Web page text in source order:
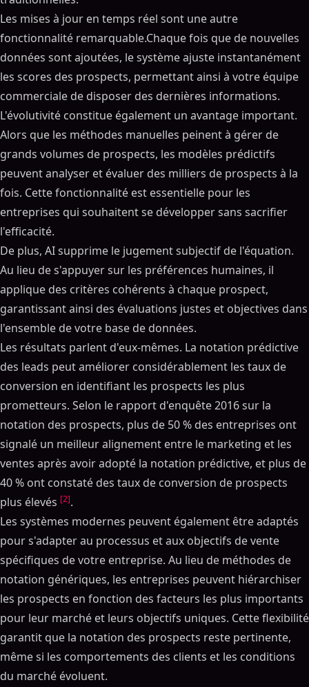
Les mises à jour en temps réel sont une autre
fonctionnalité remarquable.Chaque fois que de nouvelles
données sont ajoutées, le système ajuste instantanément
les scores des prospects, permettant ainsi à votre équipe
commerciale de disposer des dernières informations.
L'évolutivité constitue également un avantage important.
Alors que les méthodes manuelles peinent à gérer de
grands volumes de prospects, les modèles prédictifs
peuvent analyser et évaluer des milliers de prospects à la
fois. Cette fonctionnalité est essentielle pour les
entreprises qui souhaitent se développer sans sacrifier
l'efficacité.
De plus, AI supprime le jugement subjectif de l'équation.
Au lieu de s'appuyer sur les préférences humaines, il
applique des critères cohérents à chaque prospect,
garantissant ainsi des évaluations justes et objectives dans
l'ensemble de votre base de données.
Les résultats parlent d'eux-mêmes. La notation prédictive
des leads peut améliorer considérablement les taux de
conversion en identifiant les prospects les plus
prometteurs. Selon le rapport d'enquête 2016 sur la
notation des prospects, plus de 50 % des entreprises ont
signalé un meilleur alignement entre le marketing et les
ventes après avoir adopté la notation prédictive, et plus de
40 % ont constaté des taux de conversion de prospects
plus élevés [2].
Les systèmes modernes peuvent également être adaptés
pour s'adapter au processus et aux objectifs de vente
spécifiques de votre entreprise. Au lieu de méthodes de
notation génériques, les entreprises peuvent hiérarchiser
les prospects en fonction des facteurs les plus importants
pour leur marché et leurs objectifs uniques. Cette flexibilité
garantit que la notation des prospects reste pertinente,
même si les comportements des clients et les conditions
du marché évoluent.